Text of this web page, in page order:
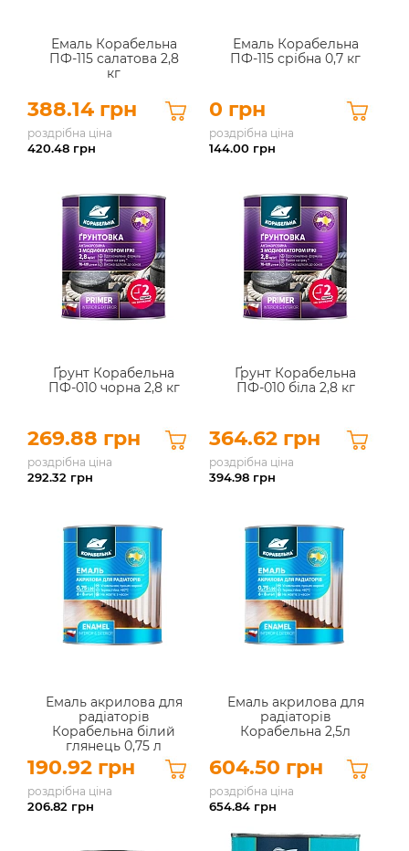
Емаль Корабельна
ПФ-115 салатова 2,8
кг
388.14 грн
роздрібна ціна
420.48 грн
Емаль Корабельна
ПФ-115 срібна 0,7 кг
0 грн
роздрібна ціна
144.00 грн
Ґрунт Корабельна
ПФ-010 чорна 2,8 кг
269.88 грн
роздрібна ціна
292.32 грн
Ґрунт Корабельна
ПФ-010 біла 2,8 кг
364.62 грн
роздрібна ціна
394.98 грн
Емаль акрилова для
радіаторів
Корабельна білий
глянець 0,75 л
190.92 грн
роздрібна ціна
206.82 грн
Емаль акрилова для
радіаторів
Корабельна 2,5л
604.50 грн
роздрібна ціна
654.84 грн